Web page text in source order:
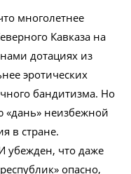
многолетнее
Кавказа на
дотациях из
эротических
бандитизма. Но
«дань» неизбежной
в стране.
убежден, что даже
опасно,